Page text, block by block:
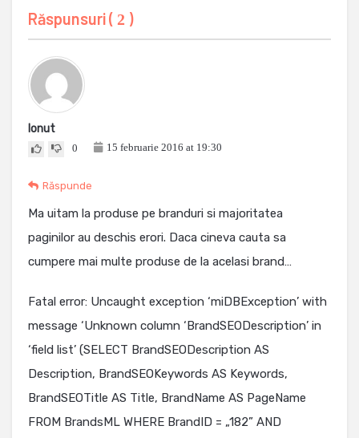
Răspunsuri ( 2 )
Ionut
0 15 februarie 2016 at 19:30
Răspunde
Ma uitam la produse pe branduri si majoritatea
paginilor au deschis erori. Daca cineva cauta sa
cumpere mai multe produse de la acelasi brand…
Fatal error: Uncaught exception ‘miDBException’ with
message ‘Unknown column ‘BrandSEODescription’ in
‘field list’ (SELECT BrandSEODescription AS
Description, BrandSEOKeywords AS Keywords,
BrandSEOTitle AS Title, BrandName AS PageName
FROM BrandsML WHERE BrandID = „182” AND